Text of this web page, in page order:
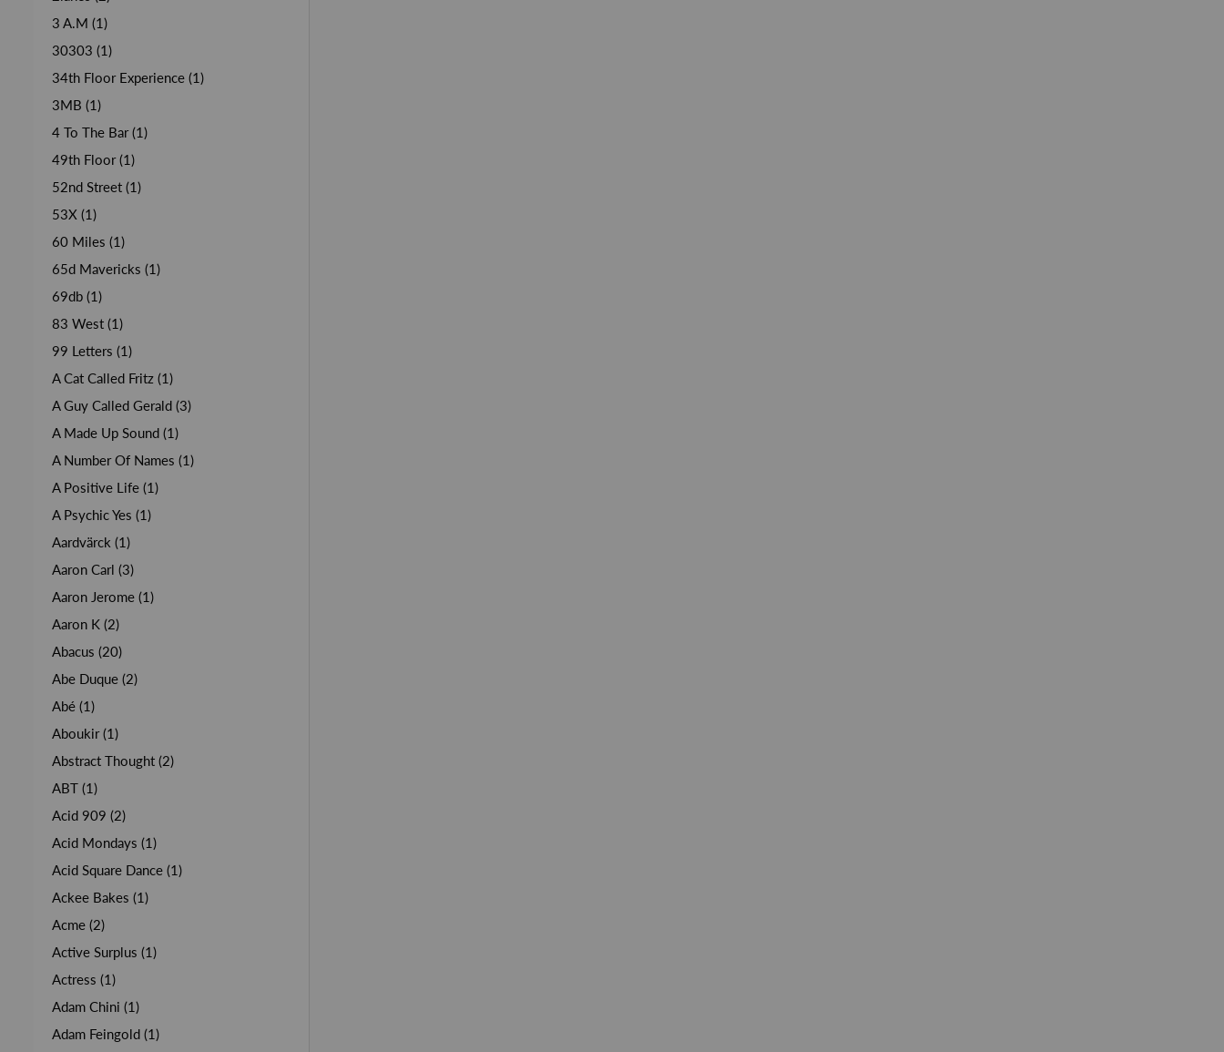
3 A.M (1)
30303 (1)
34th Floor Experience (1)
3MB (1)
4 To The Bar (1)
49th Floor (1)
52nd Street (1)
53X (1)
60 Miles (1)
65d Mavericks (1)
69db (1)
83 West (1)
99 Letters (1)
A Cat Called Fritz (1)
A Guy Called Gerald (3)
A Made Up Sound (1)
A Number Of Names (1)
A Positive Life (1)
A Psychic Yes (1)
Aardvärck (1)
Aaron Carl (3)
Aaron Jerome (1)
Aaron K (2)
Abacus (20)
Abe Duque (2)
Abé (1)
Aboukir (1)
Abstract Thought (2)
ABT (1)
Acid 909 (2)
Acid Mondays (1)
Acid Square Dance (1)
Ackee Bakes (1)
Acme (2)
Active Surplus (1)
Actress (1)
Adam Chini (1)
Adam Feingold (1)